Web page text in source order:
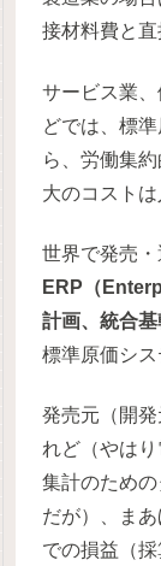
接材料費と直
サービス業
どでは、標
ら、労働集
大のコスト
世界で発売
ERP（
計画、統合基
標準原価シス
発売元（開
れど（やは
集計のため
だが）、ま
での損益（